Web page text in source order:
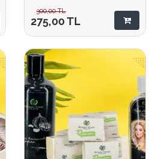
300,00TL
275,00TL